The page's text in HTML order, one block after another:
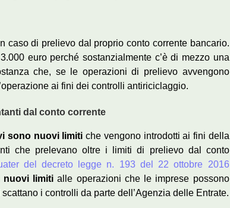
caso di prelievo dal proprio conto corrente bancario.
euro perché sostanzialmente c’è di mezzo una
che, se le operazioni di prelievo avvengono
ai fini dei controlli antiriciclaggio.
dal conto corrente
sono nuovi limiti che vengono introdotti ai fini della
che prelevano oltre i limiti di prelievo dal conto
del decreto legge n. 193 del 22 ottobre 2016
nuovi limitialle operazioni che le imprese possono
i controlli da parte dell’Agenzia delle Entrate.